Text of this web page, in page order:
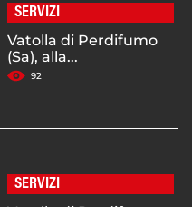
SERVIZI
Vatolla di Perdifumo
(Sa), alla...
92
SERVIZI